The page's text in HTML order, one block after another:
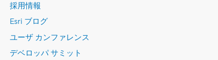
採用情報
Esri ブログ
ユーザ カンファレンス
デベロッパ サミット